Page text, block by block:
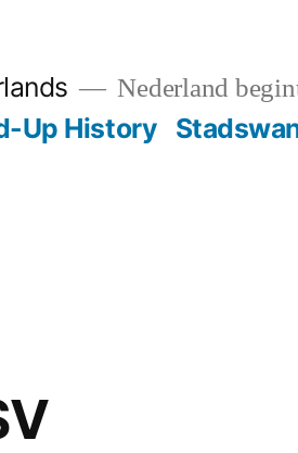
Nederland
Up History